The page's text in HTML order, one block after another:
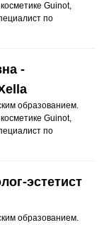
Guinot,
по
-
образованием.
Guinot,
по
эстетист
образованием.